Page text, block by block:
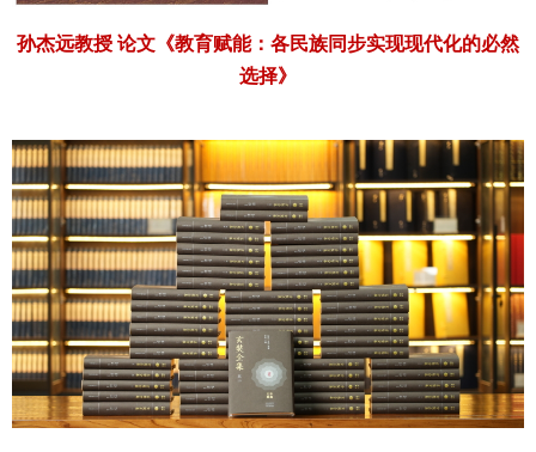
孙杰远教授 论文《教育赋能：各民族同步实现现代化的必然
选择》